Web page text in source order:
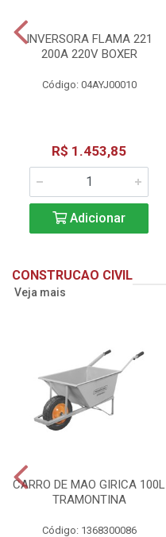
INVERSORA FLAMA 221
200A 220V BOXER
Código: 04AYJ00010
R$ 1.453,85
Adicionar
CONSTRUCAO CIVIL
Veja mais
CARRO DE MAO GIRICA 100L
TRAMONTINA
Código: 1368300086